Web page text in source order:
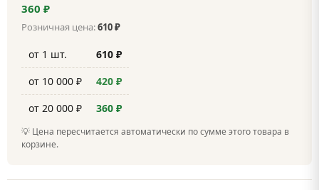
360 ₽
Розничная цена:610 ₽
от 1 шт.
610 ₽
от 10 000 ₽
420 ₽
от 20 000 ₽
360 ₽
💡 Цена пересчитается автоматически по сумме этого товара в
корзине.